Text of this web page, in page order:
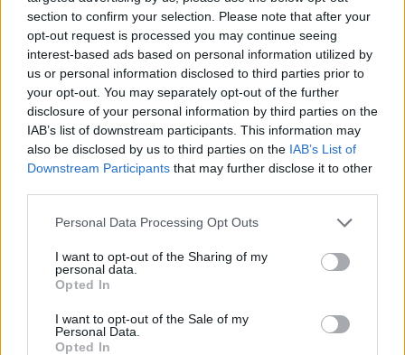
section to confirm your selection. Please note that after your
opt-out request is processed you may continue seeing
interest-based ads based on personal information utilized by
us or personal information disclosed to third parties prior to
your opt-out. You may separately opt-out of the further
disclosure of your personal information by third parties on the
IAB’s list of downstream participants. This information may
also be disclosed by us to third parties on the IAB’s List of
Downstream Participants that may further disclose it to other
Personal Data Processing Opt Outs
I want to opt-out of the Sharing of my
personal data.
Opted In
I want to opt-out of the Sale of my
Personal Data.
Opted In
lengvas desertas be miltų ir nereikalingų
kalorijų
Receptai